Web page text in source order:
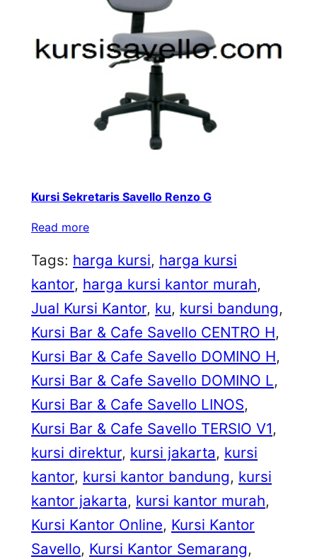
Kursi Sekretaris Savello Renzo G
Read more
Tags: harga kursi, harga kursi
kantor, harga kursi kantor murah
Jual Kursi Kantor, ku, kursi bandung
Kursi Bar & Cafe Savello CENTRO H
Kursi Bar & Cafe Savello DOMINO H
Kursi Bar & Cafe Savello DOMINO L
Kursi Bar & Cafe Savello LINOS
Kursi Bar & Cafe Savello TERSIO V1
kursi direktur, kursi jakarta, kursi
kantor, kursi kantor bandung, kursi
kantor jakarta, kursi kantor murah
Kursi Kantor Online, Kursi Kantor
Savello, Kursi Kantor Semarang